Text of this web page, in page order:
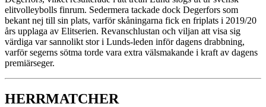
elitvolleybolls finrum. Sedermera tackade dock Degerfors som
bekant nej till sin plats, varför skåningarna fick en friplats i 2019/20
års upplaga av Elitserien. Revanschlustan och viljan att visa sig
värdiga var sannolikt stor i Lunds-leden inför dagens drabbning,
varför segerns sötma torde vara extra välsmakande i kraft av dagens
premiärseger.
HERRMATCHER